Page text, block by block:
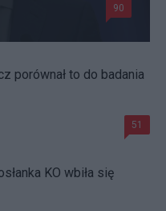
90
porównał to do badania
51
KO wbiła się